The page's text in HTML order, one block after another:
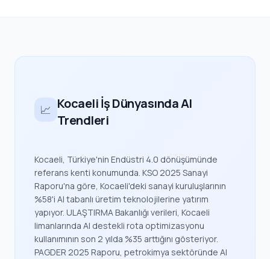
📈 Kocaeli İş Dünyasında AI
Trendleri
Kocaeli, Türkiye'nin Endüstri 4.0 dönüşümünde
referans kenti konumunda. KSO 2025 Sanayi
Raporu'na göre, Kocaeli'deki sanayi kuruluşlarının
%58'i AI tabanlı üretim teknolojilerine yatırım
yapıyor. ULAŞTIRMA Bakanlığı verileri, Kocaeli
limanlarında AI destekli rota optimizasyonu
kullanımının son 2 yılda %35 arttığını gösteriyor.
PAGDER 2025 Raporu, petrokimya sektöründe AI